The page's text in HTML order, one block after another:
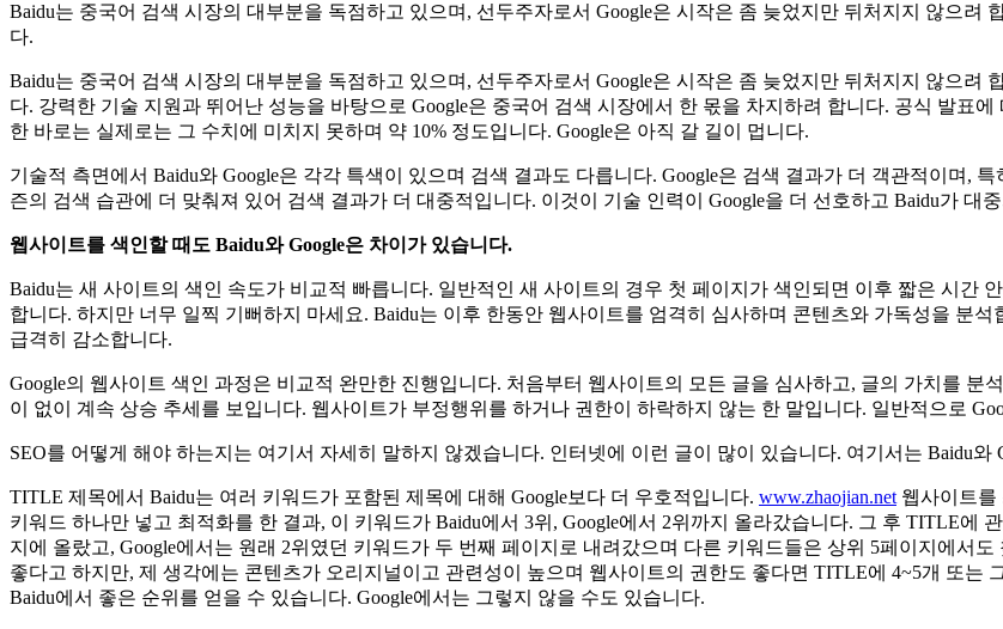
Baidu는 중국어 검색 시장의 대부분을 독점하고 있으며, 선두주자로서 Google은 시작은 좀 늦었지만 뒤처지지 않으려
다.
Baidu는 중국어 검색 시장의 대부분을 독점하고 있으며, 선두주자로서 Google은 시작은 좀 늦었지만 뒤처지지 않으려
다. 강력한 기술 지원과 뛰어난 성능을 바탕으로 Google은 중국어 검색 시장에서 한 몫을 차지하려 합니다. 공식 발표
한 바로는 실제로는 그 수치에 미치지 못하며 약 10% 정도입니다. Google은 아직 갈 길이 멉니다.
기술적 측면에서 Baidu와 Google은 각각 특색이 있으며 검색 결과도 다릅니다. Google은 검색 결과가 더 객관적이며,
즌의 검색 습관에 더 맞춰져 있어 검색 결과가 더 대중적입니다. 이것이 기술 인력이 Google을 더 선호하고 Baidu가 대
웹사이트를 색인할 때도 Baidu와 Google은 차이가 있습니다.
Baidu는 새 사이트의 색인 속도가 비교적 빠릅니다. 일반적인 새 사이트의 경우 첫 페이지가 색인되면 이후 짧은 시간
합니다. 하지만 너무 일찍 기뻐하지 마세요. Baidu는 이후 한동안 웹사이트를 엄격히 심사하며 콘텐츠와 가독성을 분
급격히 감소합니다.
Google의 웹사이트 색인 과정은 비교적 완만한 진행입니다. 처음부터 웹사이트의 모든 글을 심사하고, 글의 가치를
이 없이 계속 상승 추세를 보입니다. 웹사이트가 부정행위를 하거나 권한이 하락하지 않는 한 말입니다. 일반적으로
SEO를 어떻게 해야 하는지는 여기서 자세히 말하지 않겠습니다. 인터넷에 이런 글이 많이 있습니다. 여기서는 Baidu와
TITLE 제목에서 Baidu는 여러 키워드가 포함된 제목에 대해 Google보다 더 우호적입니다. www.zhaojian.net 웹사이트를
키워드 하나만 넣고 최적화를 한 결과, 이 키워드가 Baidu에서 3위, Google에서 2위까지 올라갔습니다. 그 후 TITLE에
지에 올랐고, Google에서는 원래 2위였던 키워드가 두 번째 페이지로 내려갔으며 다른 키워드들은 상위 5페이지에서
좋다고 하지만, 제 생각에는 콘텐츠가 오리지널이고 관련성이 높으며 웹사이트의 권한도 좋다면 TITLE에 4~5개 또는
Baidu에서 좋은 순위를 얻을 수 있습니다. Google에서는 그렇지 않을 수도 있습니다.